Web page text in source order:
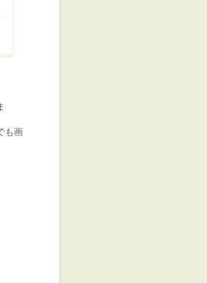
も画